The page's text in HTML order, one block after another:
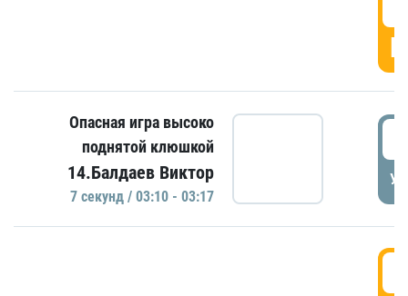
Опасная игра высоко
поднятой клюшкой
14.Балдаев Виктор
7 секунд / 03:10 - 03:17